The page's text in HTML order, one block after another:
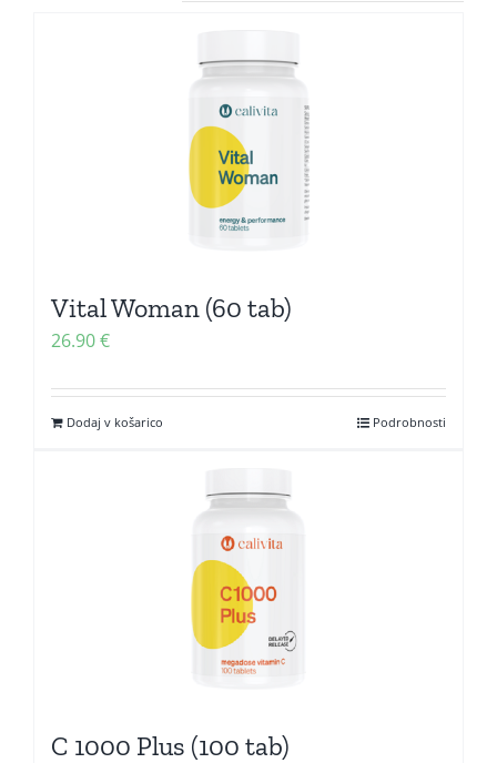
Vital Woman (60 tab)
26.90€
Dodaj v košarico Podrobnosti
C 1000 Plus (100 tab)